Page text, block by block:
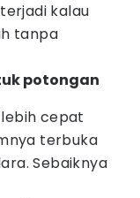
kalau
tanpa
potongan
cepat
terbuka
Sebaiknya